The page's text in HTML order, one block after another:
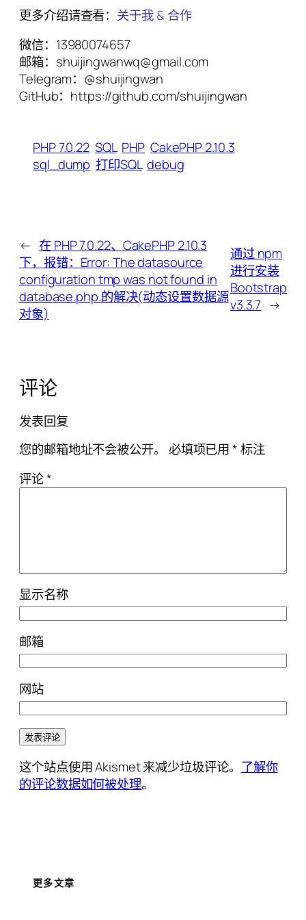
更多介绍请查看： 关于我 & 合作
微信：13980074657
邮箱：shuijingwanwq@gmail.com
Telegram：@shuijingwan
GitHub：https://github.com/shuijingwan
PHP 7.0.22 SQL PHP CakePHP 2.10.3
sql_dump 打印SQL debug
← 在 PHP 7.0.22、CakePHP 2.10.3
下，报错：Error: The datasource
configuration tmp was not found in
database.php.的解决(动态设置数据源
对象)
通过 npm
进行安装
Bootstrap
v3.3.7 →
评论
发表回复
您的邮箱地址不会被公开。 必填项已用*标注
评论*
显示名称
邮箱
网站
这个站点使用 Akismet 来减少垃圾评论。 了解你
的评论数据如何被处理。
更多文章